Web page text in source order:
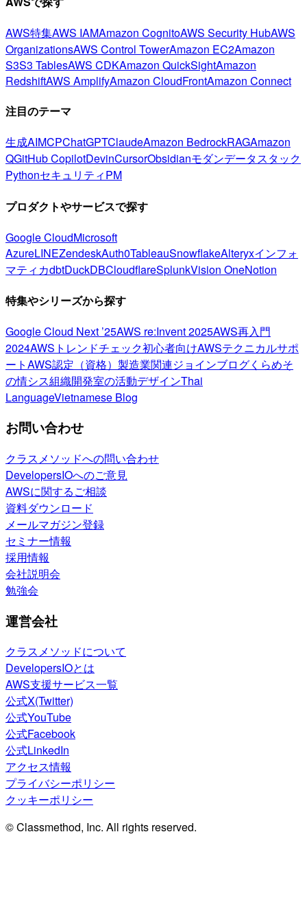
AWS特集AWS IAMAmazon CognitoAWS Security HubAWS
OrganizationsAWS Control TowerAmazon EC2Amazon
S3S3 TablesAWS CDKAmazon QuickSightAmazon
RedshiftAWS AmplifyAmazon CloudFrontAmazon Connect
注目のテーマ
生成AIMCPChatGPTClaudeAmazon BedrockRAGAmazon
QGitHub CopilotDevinCursorObsidianモダンデータスタック
PythonセキュリティPM
プロダクトやサービスで探す
Google CloudMicrosoft
AzureLINEZendeskAuth0TableauSnowflakeAlteryxインフォ
マティカdbtDuckDBCloudflareSplunkVision OneNotion
特集やシリーズから探す
Google Cloud Next ’25AWS re:Invent 2025AWS再入門
2024AWSトレンドチェック初心者向けAWSテクニカルサポ
ートAWS認定（資格） 製造業関連ジョインブログくらめそ
の情シス組織開発室の活動デザインThai
LanguageVietnamese Blog
お問い合わせ
クラスメソッドへの問い合わせ
DevelopersIOへのご意見
AWSに関するご相談
資料ダウンロード
メールマガジン登録
セミナー情報
採用情報
会社説明会
勉強会
運営会社
クラスメソッドについて
DevelopersIOとは
AWS支援サービス一覧
公式X(Twitter)
公式YouTube
公式Facebook
公式LinkedIn
アクセス情報
プライバシーポリシー
クッキーポリシー
© Classmethod, Inc. All rights reserved.